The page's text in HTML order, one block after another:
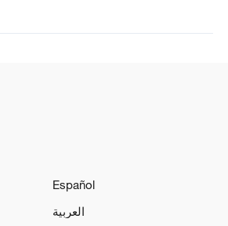
Español
العربية